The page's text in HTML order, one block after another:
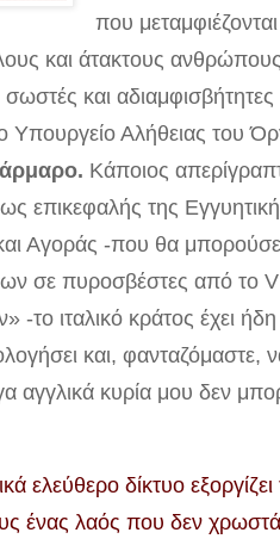
που
και άτακτους
σωστές και
Υπουργείο Αλήθειας του
Κάποιος
επικεφαλής της
Αγοράς -που θα μπορούσε
σε πυροσβέστες από το
-το ιταλικό κράτος έχει
και, φανταζόμαστε,
αγγλικά κυρία μου δεν
ελεύθερο δίκτυο
ένας λαός που δεν